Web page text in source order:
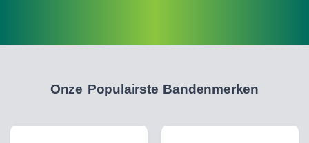
Onze Populairste Bandenmerken